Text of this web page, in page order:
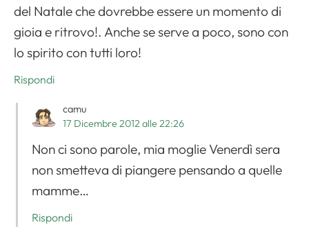
del Natale che dovrebbe essere un momento di
gioia e ritrovo!. Anche se serve a poco, sono con
lo spirito con tutti loro!
Rispondi
camu
17 Dicembre 2012 alle 22:26
Non ci sono parole, mia moglie Venerdì sera
non smetteva di piangere pensando a quelle
mamme…
Rispondi